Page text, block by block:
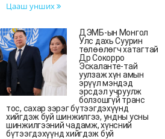
Цааш унших
ДЭМБ-ын Монгол
Улс дахь Суурин
төлөөлөгч хатагтай
Др Сокорро
Эскаланте-тай
уулзаж хүн амын
эрүүл мэндэд
эрсдэл учруулж
болзошгүй транс
тос, сахар зэрэг бүтээгдэхүүнд
хийгдэж буй шинжилгээ, ундны усны
шинжилгээний чадамж, хүнсний
бүтээгдэхүүнд хийгдэж буй